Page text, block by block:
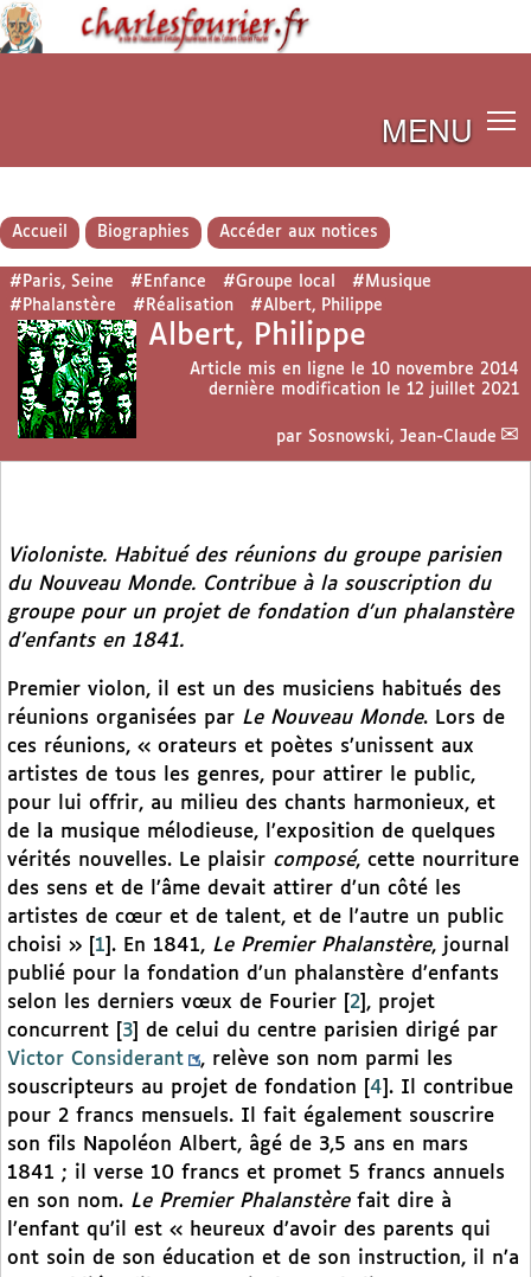
MENU
Accueil Biographies Accéder aux notices
#Paris, Seine #Enfance #Groupe local
#Musique
#Phalanstère
#Réalisation #Albert, Philippe
Albert, Philippe
Article mis en ligne le 10 novembre 2014
dernière modification le 12 juillet 2021
par Sosnowski, Jean-Claude
Violoniste. Habitué des réunions du groupe parisien
du Nouveau Monde. Contribue à la souscription du
groupe pour un projet de fondation d’un phalanstère
d’enfants en 1841.
Premier violon, il est un des musiciens habitués des
réunions organisées par Le Nouveau Monde. Lors de
ces réunions, « orateurs et poètes s’unissent aux
artistes de tous les genres, pour attirer le public,
pour lui offrir, au milieu des chants harmonieux, et
de la musique mélodieuse, l’exposition de quelques
vérités nouvelles. Le plaisir composé, cette nourriture
des sens et de l’âme devait attirer d’un côté les
artistes de cœur et de talent, et de l’autre un public
choisi »
1 . En 1841, Le Premier Phalanstère, journal
publié pour la fondation d’un phalanstère d’enfants
selon les derniers vœux de Fourier
2 , projet
concurrent
3
de celui du centre parisien dirigé par
Victor Considerant
, relève son nom parmi les
souscripteurs au projet de fondation
4 . Il contribue
pour 2 francs mensuels. Il fait également souscrire
son fils Napoléon Albert, âgé de 3,5 ans en mars
1841 ; il verse 10 francs et promet 5 francs annuels
en son nom. Le Premier Phalanstèrefait dire à
l’enfant qu’il est « heureux d’avoir des parents qui
ont soin de son éducation et de son instruction, il n’a